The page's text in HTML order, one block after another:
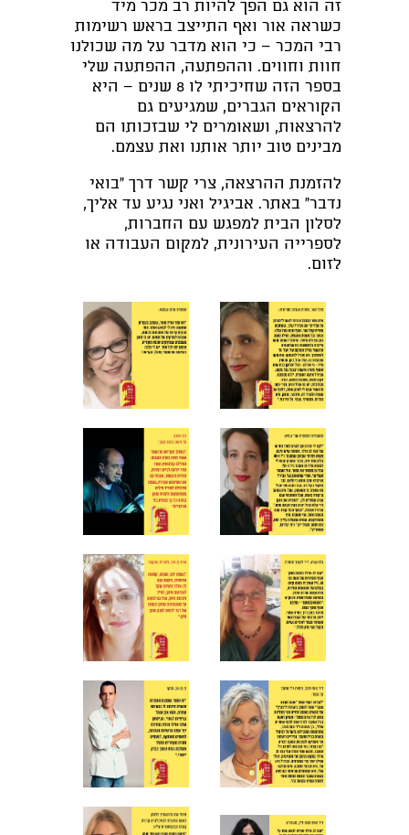
זה הוא גם הפך להיות רב מכר מיד
כשראה אור ואף התייצב בראש רשימות
רבי המכר – כי הוא מדבר על מה שכולנו
חוות וחווים. וההפתעה, ההפתעה שלי
בספר הזה שחיכיתי לו 8 שנים – היא
הקוראים הגברים, שמגיעים גם
להרצאות, ושאומרים לי שבזכותו הם
מבינים טוב יותר אותנו ואת עצמם.
להזמנת ההרצאה, צרי קשר דרך "בואי
נדבר" באתר. אביגיל ואני נגיע עד אליך,
לסלון הבית למפגש עם החברות,
לספרייה העירונית, למקום העבודה או
לזום.